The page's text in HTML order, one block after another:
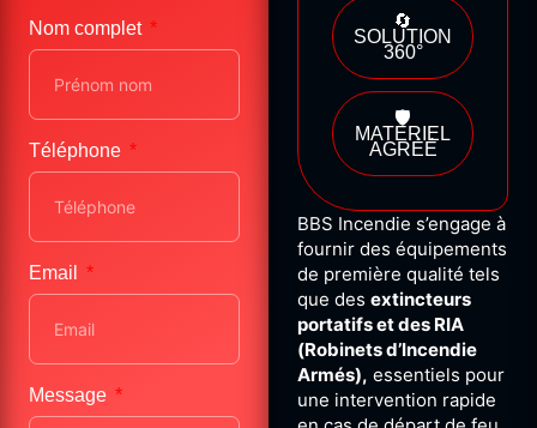
Nom complet
Téléphone
Email
Message
🔄
SOLUTION
360°
🛡️
MATÉRIEL
AGRÉÉ
BBS Incendie s’engage à
fournir des équipements
de première qualité tels
que des extincteurs
portatifs et des RIA
(Robinets d’Incendie
Armés), essentiels pour
une intervention rapide